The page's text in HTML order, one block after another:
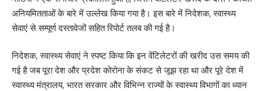
अनियमितताओं के बारे में उल्लेख किया गया है। इस बारे में निदेशक, स्वास्थ्य
सेवाएं से सम्पूर्ण दस्तावेजों सहित रिपोर्ट तलब की गई है।
निदेशक, स्वास्थ्य सेवाएं ने स्पष्ट किया कि इन वेंटिलेटरों की खरीद उस समय की
गई है जब पूरा देश और प्रदेश कोरोना के संकट से जूझ रहा था और पूरे देश में
स्वास्थ्य मंत्रालय, भारत सरकार और विभिन्न राज्यों के स्वास्थ्य विभागों का ध्यान